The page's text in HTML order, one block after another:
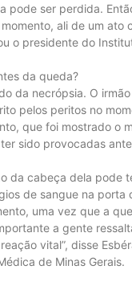
pode ser perdida.
ali de um ato
o presidente do
da queda?
da necrópsia. O
pelos peritos no
que foi mostrado o
sido provocadas
da cabeça dela
de sangue na
uma vez que a
a gente
vital”, disse
de Minas Gerais.